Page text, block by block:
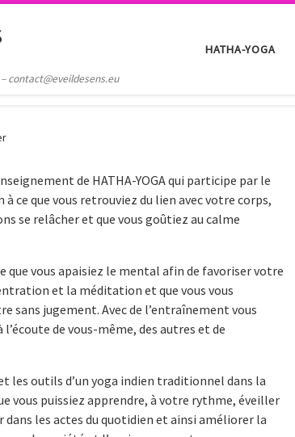
contact@eveildesens.eu
HATHA-YOGA
de HATHA-YOGA qui participe par le
ce que vous retrouviez du lien avec votre corps,
se relâcher et que vous goûtiez au calme
que vous apaisiez le mental afin de favoriser votre
et la méditation et que vous vous
sans jugement. Avec de l’entraînement vous
de vous-même, des autres et de
les outils d’un yoga indien traditionnel dans la
vous puissiez apprendre, à votre rythme, éveiller
les actes du quotidien et ainsi améliorer la